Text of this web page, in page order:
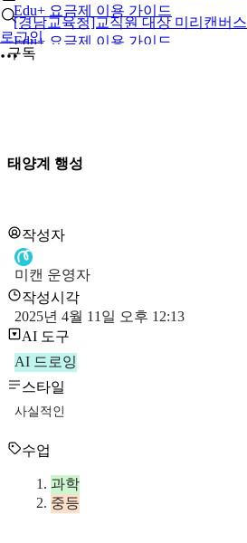
로그인
Edu+ 요금제 이용 가이드
[경남교육청]교직원 대상 미리캔버스
Edu+ 요금제 이용 가이드
구독
태양계 행성
작성자
미캔 운영자
작성시각
2025년 4월 11일 오후 12:13
AI 도구
AI 드로잉
스타일
사실적인
수업
과학
중등